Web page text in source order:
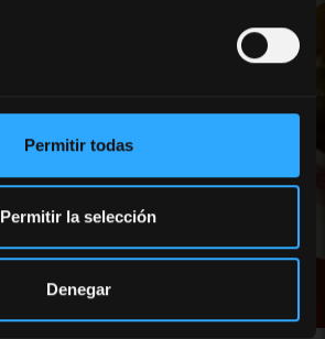
Permitir todas
Permitir la selección
Denegar